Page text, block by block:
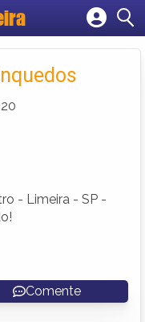
empresa
- Limeira - SP -
Comente